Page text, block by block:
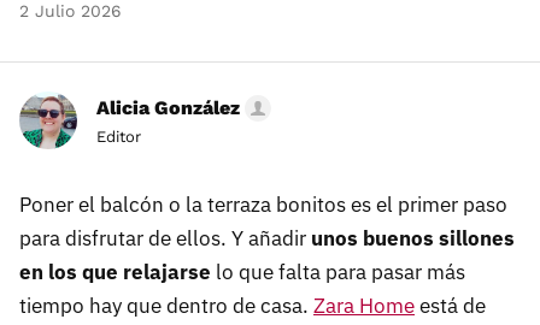
2 Julio 2026
Alicia González
Editor
Poner el balcón o la terraza bonitos es el primer paso
para disfrutar de ellos. Y añadir unos buenos sillones
en los que relajarse lo que falta para pasar más
tiempo hay que dentro de casa. Zara Homeestá de